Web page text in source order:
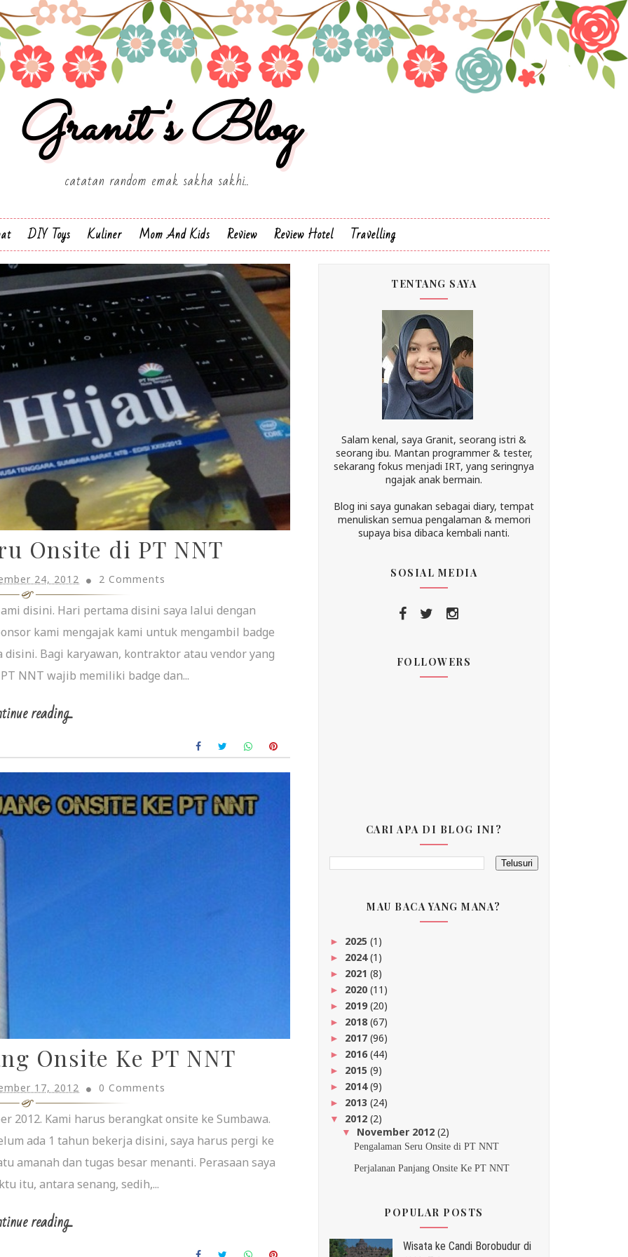
Granit's Blog
catatan random emak sakha sakhi..
DIY Toys Kuliner Mom And Kids Review Review Hotel Travelling
Onsite di PT NNT
24, 2012 2 Comments
disini. Hari pertama disini saya lalui dengan
kami mengajak kami untuk mengambil badge
Bagi karyawan, kontraktor atau vendor yang
NNT wajib memiliki badge dan...
reading...
Onsite Ke PT NNT
17, 2012 0 Comments
2012. Kami harus berangkat onsite ke Sumbawa.
ada 1 tahun bekerja disini, saya harus pergi ke
amanah dan tugas besar menanti. Perasaan saya
itu, antara senang, sedih,...
reading...
TENTANG SAYA
Salam kenal, saya Granit, seorang istri &
seorang ibu. Mantan programmer & tester,
sekarang fokus menjadi IRT, yang seringnya
ngajak anak bermain.
Blog ini saya gunakan sebagai diary, tempat
menuliskan semua pengalaman & memori
supaya bisa dibaca kembali nanti.
SOSIAL MEDIA
FOLLOWERS
CARI APA DI BLOG INI?
MAU BACA YANG MANA?
► 2025 (1)
► 2024(1)
► 2021 (8)
► 2020 (11)
► 2019(20)
► 2018 (67)
► 2017 (96)
► 2016(44)
► 2015 (9)
► 2014(9)
► 2013 (24)
▼ 2012 (2)
▼ November 2012 (2)
Pengalaman Seru Onsite di PT NNT
Perjalanan Panjang Onsite Ke PT NNT
POPULAR POSTS
Wisata ke Candi Borobudur di